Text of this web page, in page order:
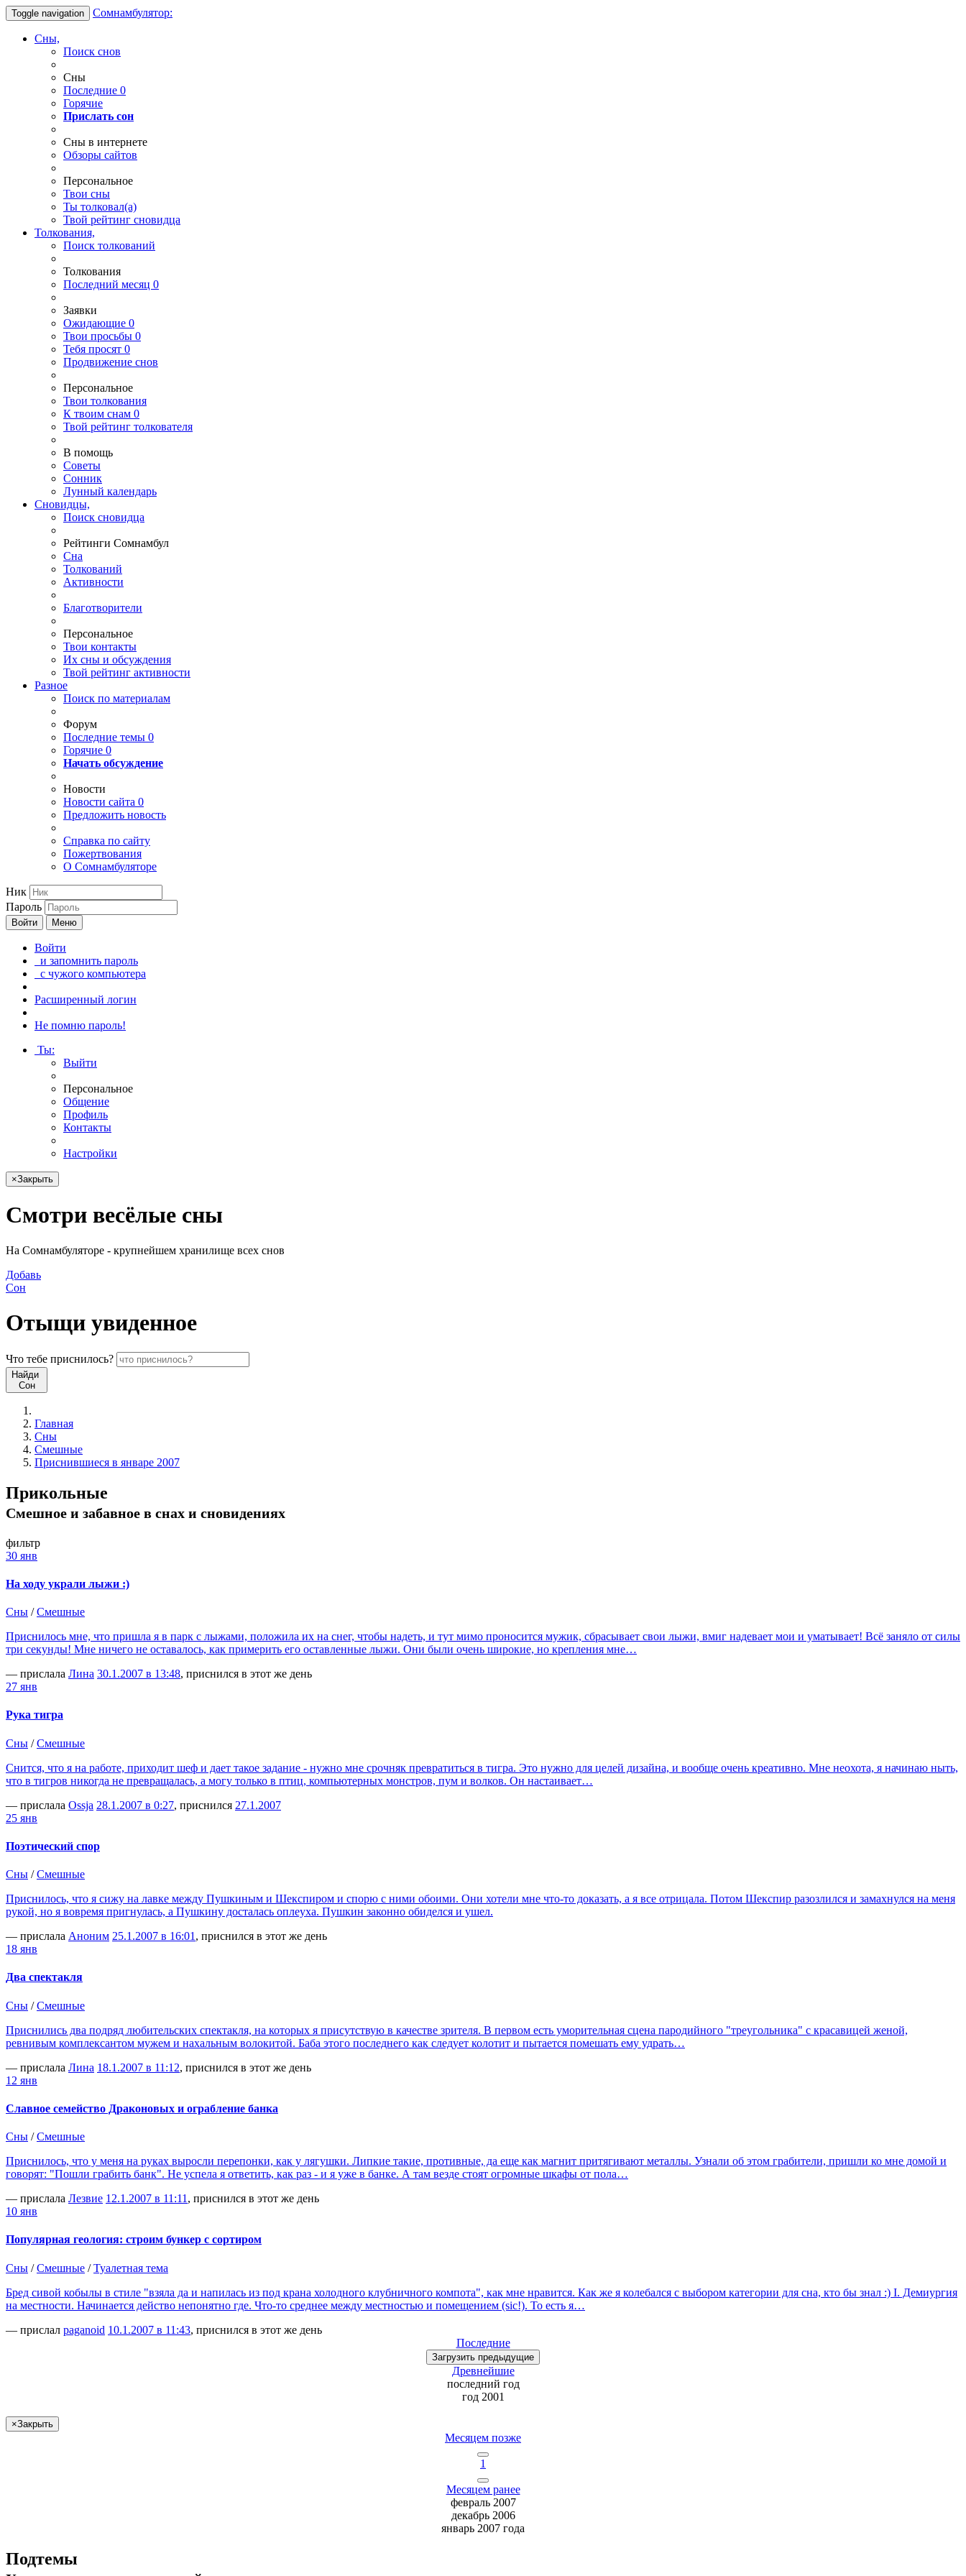
Toggle navigation Сомнамбулятор:
Сны,
Поиск снов
Сны
Последние 0
Горячие
Прислать сон
Сны в интернете
Обзоры сайтов
Персональное
Твои сны
Ты толковал(а)
Твой рейтинг сновидца
Толкования,
Поиск толкований
Толкования
Последний месяц 0
Заявки
Ожидающие 0
Твои просьбы 0
Тебя просят 0
Продвижение снов
Персональное
Твои толкования
К твоим снам 0
Твой рейтинг толкователя
В помощь
Советы
Сонник
Лунный календарь
Сновидцы,
Поиск сновидца
Рейтинги Сомнамбул
Сна
Толкований
Активности
Благотворители
Персональное
Твои контакты
Их сны и обсуждения
Твой рейтинг активности
Разное
Поиск по материалам
Форум
Последние темы 0
Горячие 0
Начать обсуждение
Новости
Новости сайта 0
Предложить новость
Справка по сайту
Пожертвования
О Сомнамбуляторе
Ник
Пароль
Войти Меню
Войти
и запомнить пароль
с чужого компьютера
Расширенный логин
Не помню пароль!
Ты:
Выйти
Персональное
Общение
Профиль
Контакты
Настройки
×Закрыть
Смотри весёлые сны
На Сомнамбуляторе - крупнейшем хранилище всех снов
Добавь
Сон
Отыщи увиденное
Что тебе приснилось?
Найди
Сон
Главная
Сны
Смешные
Приснившиеся в январе 2007
Прикольные
Смешное и забавное в снах и сновидениях
фильтр
30 янв
На ходу украли лыжи :)
Сны /Смешные
Приснилось мне, что пришла я в парк с лыжами, положила их на снег, чтобы надеть, и тут мимо проносится мужик, сбрасывает свои лыжи, вмиг надевает мои и уматывает! Всё заняло от силы
три секунды! Мне ничего не оставалось, как примерить его оставленные лыжи. Они были очень широкие, но крепления мне…
— прислала Лина 30.1.2007 в 13:48, приснился в этот же день
27 янв
Рука тигра
Сны /Смешные
Снится, что я на работе, приходит шеф и дает такое задание - нужно мне срочняк превратиться в тигра. Это нужно для целей дизайна, и вообще очень креативно. Мне неохота, я начинаю ныть,
что в тигров никогда не превращалась, а могу только в птиц, компьютерных монстров, пум и волков. Он настаивает…
— прислала Ossja 28.1.2007 в 0:27, приснился 27.1.2007
25 янв
Поэтический спор
Сны /Смешные
Приснилось, что я сижу на лавке между Пушкиным и Шекспиром и спорю с ними обоими. Они хотели мне что-то доказать, а я все отрицала. Потом Шекспир разозлился и замахнулся на меня
рукой, но я вовремя пригнулась, а Пушкину досталась оплеуха. Пушкин законно обиделся и ушел.
— прислала Аноним 25.1.2007 в 16:01 , приснился в этот же день
18 янв
Два спектакля
Сны /Смешные
Приснились два подряд любительских спектакля, на которых я присутствую в качестве зрителя. В первом есть уморительная сцена пародийного "треугольника" с красавицей женой,
ревнивым комплексантом мужем и нахальным волокитой. Баба этого последнего как следует колотит и пытается помешать ему удрать…
— прислала Лина 18.1.2007 в 11:12, приснился в этот же день
12 янв
Славное семейство Драконовых и ограбление банка
Сны /Смешные
Приснилось, что у меня на руках выросли перепонки, как у лягушки. Липкие такие, противные, да еще как магнит притягивают металлы. Узнали об этом грабители, пришли ко мне домой и
говорят: "Пошли грабить банк". Не успела я ответить, как раз - и я уже в банке. А там везде стоят огромные шкафы от пола…
— прислала Лезвие 12.1.2007 в 11:11 , приснился в этот же день
10 янв
Популярная геология: строим бункер с сортиром
Сны /Смешные /Туалетная тема
Бред сивой кобылы в стиле "взяла да и напилась из под крана холодного клубничного компота", как мне нравится. Как же я колебался с выбором категории для сна, кто бы знал :) I. Демиургия
на местности. Начинается действо непонятно где. Что-то среднее между местностью и помещением (sic!). То есть я…
— прислал paganoid 10.1.2007 в 11:43, приснился в этот же день
Последние
Загрузить предыдущие
Древнейшие
последний год
год 2001
×Закрыть
Месяцем позже
1
Месяцем ранее
февраль 2007
декабрь 2006
январь 2007 года
Подтемы